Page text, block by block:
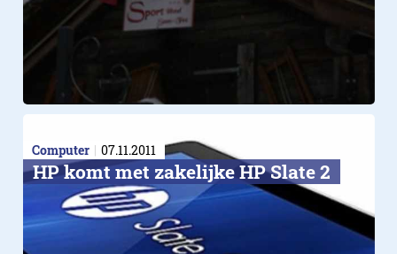
Computer 07.11.2011
HP komt met zakelijke HP Slate 2